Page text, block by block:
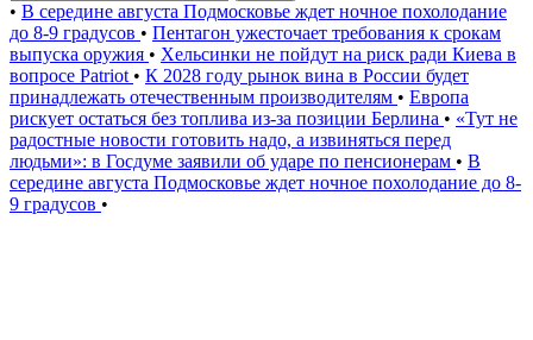
• В середине августа Подмосковье ждет ночное похолодание
до 8-9 градусов • Пентагон ужесточает требования к срокам
выпуска оружия • Хельсинки не пойдут на риск ради Киева в
вопросе Patriot • К 2028 году рынок вина в России будет
принадлежать отечественным производителям • Европа
рискует остаться без топлива из-за позиции Берлина • «Тут не
радостные новости готовить надо, а извиняться перед
людьми»: в Госдуме заявили об ударе по пенсионерам • В
середине августа Подмосковье ждет ночное похолодание до 8-
9 градусов •